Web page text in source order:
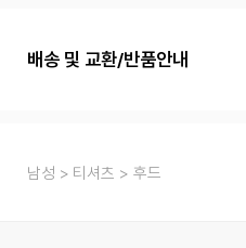
배송 및 교환/반품안내
남성 티셔츠 후드